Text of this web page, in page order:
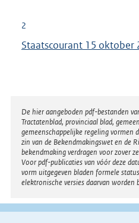
2
Staatscourant 15 oktober
Disclaimer
De hier aangeboden pdf-bestanden
Tractatenblad, provinciaal blad,
gemeenschappelijke regeling vormen
zin van de Bekendmakingswet en de
bekendmaking verdragen voor zover
Voor pdf-publicaties van vóór deze
vorm uitgegeven bladen formele
elektronische versies daarvan worden